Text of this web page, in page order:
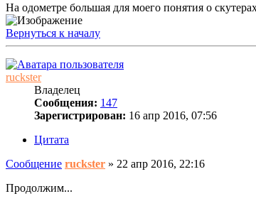
На одометре большая для моего понятия о
Вернуться к началу
ruckster
Владелец
Сообщения: 147
Зарегистрирован: 16 апр 2016, 07:56
Цитата
Сообщение ruckster » 22 апр 2016, 22:16
Продолжим...